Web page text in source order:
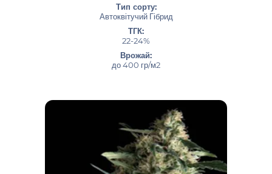
Тип сорту:
Автоквітучий Гібрид
ТГК:
22-24%
Врожай:
до 400 гр/м2